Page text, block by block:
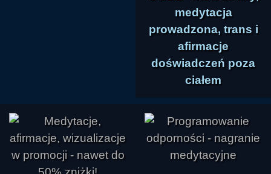
medytacja
prowadzona, trans i
afirmacje
doświadczeń poza
ciałem